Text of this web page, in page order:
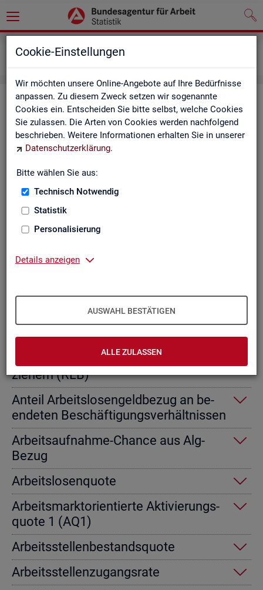
Cookie-Einstellungen
Wir möchten unsere Online-Angebote auf Ihre Bedürfnisse
anpassen. Zu diesem Zweck setzen wir sogenannte
Cookies ein. Entscheiden Sie bitte selbst, welche Cookies
Sie zulassen. Die Arten von Cookies werden nachfolgend
beschrieben. Weitere Informationen erhalten Sie in unserer
Datenschutzerklärung.
Bitte wählen Sie aus:
Technisch Notwendig
Statistik
Personalisierung
Details anzeigen
AUSWAHL BESTÄTIGEN
ALLE ZULASSEN
Kenn­zah­len­steck­brie­fe
Die Steck­brie­fe in­for­mie­ren über De­fi­ni­ti­on, Aus­sa­ge­kraft, Be­
rech­nung und Da­ten­quel­len der Kenn­zah­len, die in der Sta­tis­
tik der Bun­des­agen­tur für Ar­beit vor­kom­men.
Ab­gangs­ra­te
Ab­gangs­ra­te Ar­beits­lo­se
Ab­gangs­ra­te er­werbs­fä­hi­ge Leis­
tungs­be­rech­tig­te
Leis­tungs­be­rech­tig­te
Ab­gangs­ra­te von Ar­beits­lo­sen­geld­
emp­fän­gern
Ab­gangs­ra­te von Re­gel­leis­tungs­be­
zie­hern (RLB)
An­teil Ar­beits­lo­sen­geld­be­zug an be­
en­de­ten Be­schäf­ti­gungs­ver­hält­nis­sen
Ar­beits­auf­nah­me-Chan­ce aus Alg-
Bezug
Ar­beits­lo­sen­quo­te
Ar­beits­markt­ori­en­tier­te Ak­ti­vie­rungs­
quo­te 1 (AQ1)
Ar­beits­stel­len­be­stands­quo­te
Ar­beits­stel­len­zu­gangs­ra­te